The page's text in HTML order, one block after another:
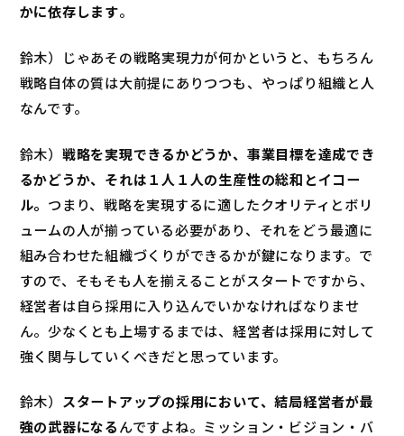
かに依存します。
鈴木）じゃあその戦略実現力が何かというと、もちろん
戦略自体の質は大前提にありつつも、やっぱり組織と人
なんです。
鈴木） 戦略を実現できるかどうか、事業目標を達成でき
るかどうか、それは１人１人の生産性の総和とイコー
ル。 つまり、戦略を実現するに適したクオリティとボリ
ュームの人が揃っている必要があり、それをどう最適に
組み合わせた組織づくりができるかが鍵になります。で
すので、そもそも人を揃えることがスタートですから、
経営者は自ら採用に入り込んでいかなければなりませ
ん。少なくとも上場するまでは、経営者は採用に対して
強く関与していくべきだと思っています。
鈴木） スタートアップの採用において、結局経営者が最
強の武器になるんですよね。ミッション・ビジョン・バ